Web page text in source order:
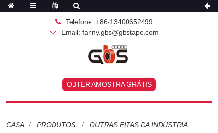
Telefone: +86-13400652499
Email: fanny.gbs@gbstape.com
OBTER AMOSTRA GRÁTIS
CASA PRODUTOS OUTRAS FITAS DA INDÚSTRIA